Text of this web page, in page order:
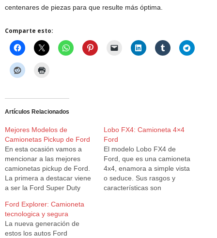
centenares de piezas para que resulte más óptima.
Comparte esto:
Artículos Relacionados
Mejores Modelos de
Camionetas Pickup de Ford
En esta ocasión vamos a
mencionar a las mejores
camionetas pickup de Ford.
La primera a destacar viene
a ser la Ford Super Duty
un gran éxito de ventas en
los Estados Unidos,
volviéndose rápidamente
una de las más importantes
Lobo FX4: Camioneta 4×4
Ford
El modelo Lobo FX4 de
Ford, que es una camioneta
4x4, enamora a simple vista
o seduce. Sus rasgos y
características son
Ford Explorer: Camioneta
tecnologica y segura
La nueva generación de
estos los autos Ford